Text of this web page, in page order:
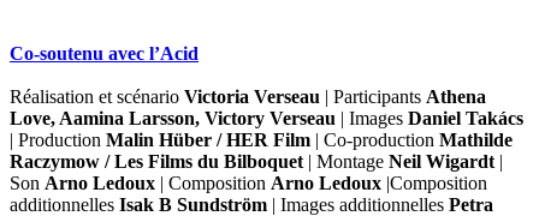
Co-soutenu avec l’Acid
Réalisation et scénario Victoria Verseau | Participants Athena
Love, Aamina Larsson, Victory Verseau | Images Daniel Takács
| Production Malin Hüber / HER Film | Co-production Mathilde
Raczymow / Les Films du Bilboquet | Montage Neil Wigardt |
Son Arno Ledoux | Composition Arno Ledoux |Composition
additionnelles Isak B Sundström | Images additionnelles Petra